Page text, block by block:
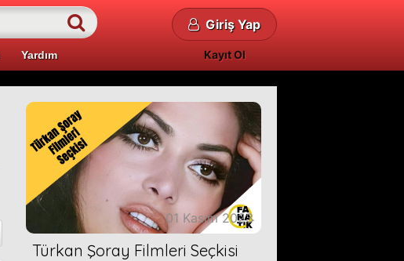
Yardım
Giriş Yap
Kayıt Ol
01 Kasım 2023
Türkan Şoray Filmleri Seçkisi